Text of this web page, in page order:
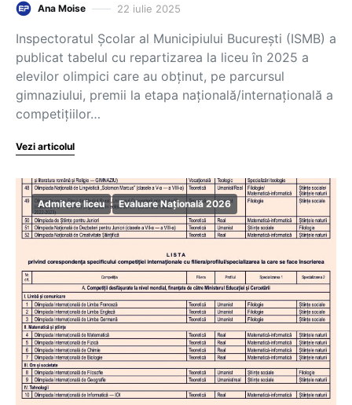
Ana Moise 22 iulie 2025
Inspectoratul Școlar al Municipiului București (ISMB) a
publicat tabelul cu repartizarea la liceu în 2025 a
elevilor olimpici care au obținut, pe parcursul
gimnaziului, premii la etapa națională/internațională a
competițiilor…
Vezi articolul
Admitere liceu Evaluare Națională 2026